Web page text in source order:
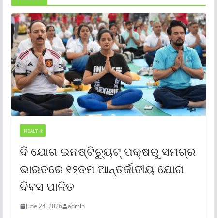
HEALTH
ଦି ଯୋଗ ଇନଷ୍ଟିଚ୍ୟୁଟ୍ ପକ୍ଷରୁ ସମଗ୍ର
ଭାରତରେ ୧୨ତମ ଆନ୍ତର୍ଜାତୀୟ ଯୋଗ
ଦିବସ ପାଳିତ
June 24, 2026 admin